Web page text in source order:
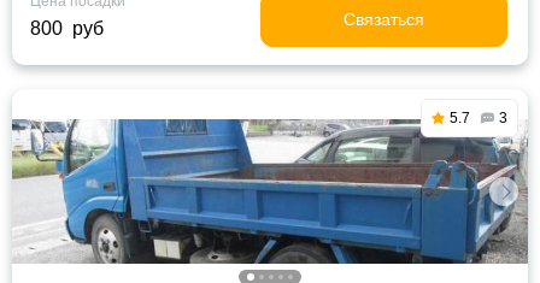
800 руб Связаться
5.7 3